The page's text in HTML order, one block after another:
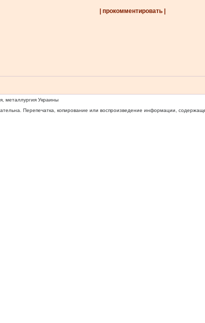
| прокомментировать |
металлургия Украины
Перепечатка, копирование или воспроизведение информации,